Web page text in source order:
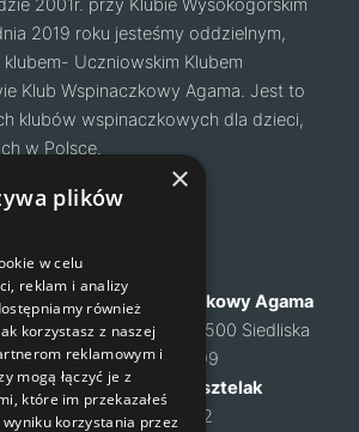
2001r. przy Klubie Wysokogórskim
2019 roku jesteśmy oddzielnym,
Uczniowskim Klubem
Klub Wspinaczkowy Agama. Jest to
klubów wspinaczkowych dla dzieci,
w Polsce.
Klub Wspinaczkowy Agama
ul. Mysia 6, 05-500 Siedliska
NIP: 1231460699
Małgorzata Kusztelak
tel. 502 637 072
×
plików
w celu
reklam i analizy
również
korzystasz z naszej
reklamowym i
mogą łączyć je z
które im przekazałeś
korzystania przez